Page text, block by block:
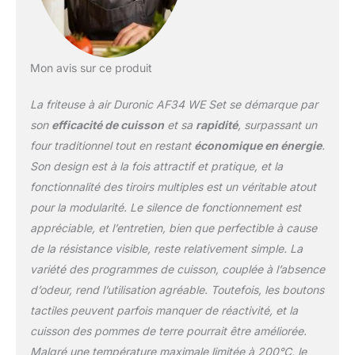
chacun et 1 grand panier
de 10 litres. Vous pouvez
fenêtre transparente de
chaque panier ainsi que
les lumières intégrées
vous permettent de
surveiller la cuisson de
vos aliments sans avoir à
ouvrir les tiroirs. Cette
friteuse à air peut être
les 10 modes de cuisson
préréglés. Vous pouvez
par exemple réchauffer
des aliments froids, faire
poulet, ou des gâteaux,
Mon avis sur ce produit
La friteuse à air Duronic AF34 WE Set se démarque par
son efficacité de cuissonet sa rapidité, surpassant un
four traditionnel tout en restant économique en énergie.
Son design est à la fois attractif et pratique, et la
fonctionnalité des tiroirs multiples est un véritable atout
pour la modularité. Le silence de fonctionnement est
appréciable, et l’entretien, bien que perfectible à cause
de la résistance visible, reste relativement simple. La
variété des programmes de cuisson, couplée à l’absence
d’odeur, rend l’utilisation agréable. Toutefois, les boutons
tactiles peuvent parfois manquer de réactivité, et la
cuisson des pommes de terre pourrait être améliorée.
Malgré une température maximale limitée à 200°C, le